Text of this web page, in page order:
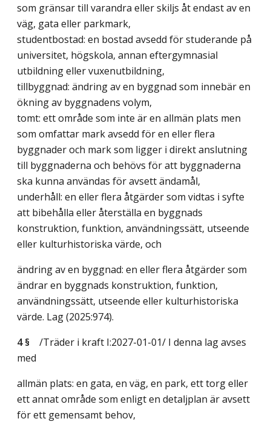
som gränsar till varandra eller skiljs åt endast av en
väg, gata eller parkmark,
studentbostad: en bostad avsedd för studerande på
universitet, högskola, annan eftergymnasial
utbildning eller vuxenutbildning,
tillbyggnad: ändring av en byggnad som innebär en
ökning av byggnadens volym,
tomt: ett område som inte är en allmän plats men
som omfattar mark avsedd för en eller flera
byggnader och mark som ligger i direkt anslutning
till byggnaderna och behövs för att byggnaderna
ska kunna användas för avsett ändamål,
underhåll: en eller flera åtgärder som vidtas i syfte
att bibehålla eller återställa en byggnads
konstruktion, funktion, användningssätt, utseende
eller kulturhistoriska värde, och
ändring av en byggnad: en eller flera åtgärder som
ändrar en byggnads konstruktion, funktion,
användningssätt, utseende eller kulturhistoriska
värde. Lag (2025:974).
4 §
/Träder i kraft I:2027-01-01/ I denna lag avses
med
allmän plats: en gata, en väg, en park, ett torg eller
ett annat område som enligt en detaljplan är avsett
för ett gemensamt behov,